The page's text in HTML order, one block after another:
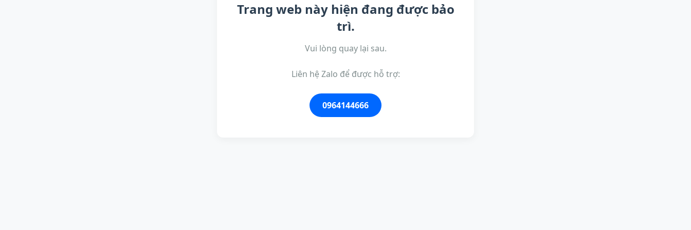
Trang web này hiện đang được bảo
trì.
Vui lòng quay lại sau.
Liên hệ Zalo để được hỗ trợ:
0964144666